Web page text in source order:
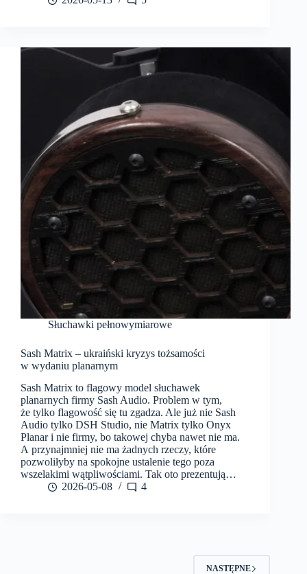
Słuchawki pełnowymiarowe
Sash Matrix – ukraiński kryzys tożsamości
w wydaniu planarnym
Sash Matrix to flagowy model słuchawek
planarnych firmy Sash Audio. Problem w tym,
że tylko flagowość się tu zgadza. Ale już nie Sash
Audio tylko DSH Studio, nie Matrix tylko Onyx
Planar i nie firmy, bo takowej chyba nawet nie ma.
A przynajmniej nie ma żadnych rzeczy, które
pozwoliłyby na spokojne ustalenie tego poza
wszelakimi wątpliwościami. Tak oto prezentują…
2026-05-08
4
NASTĘPNE